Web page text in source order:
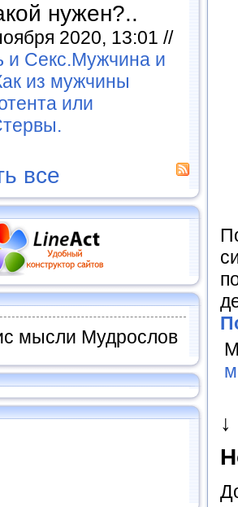
нужен?..
2020, 13:01 //
и Секс.Мужчина и
из мужчины
или
все
мысли Мудрослов